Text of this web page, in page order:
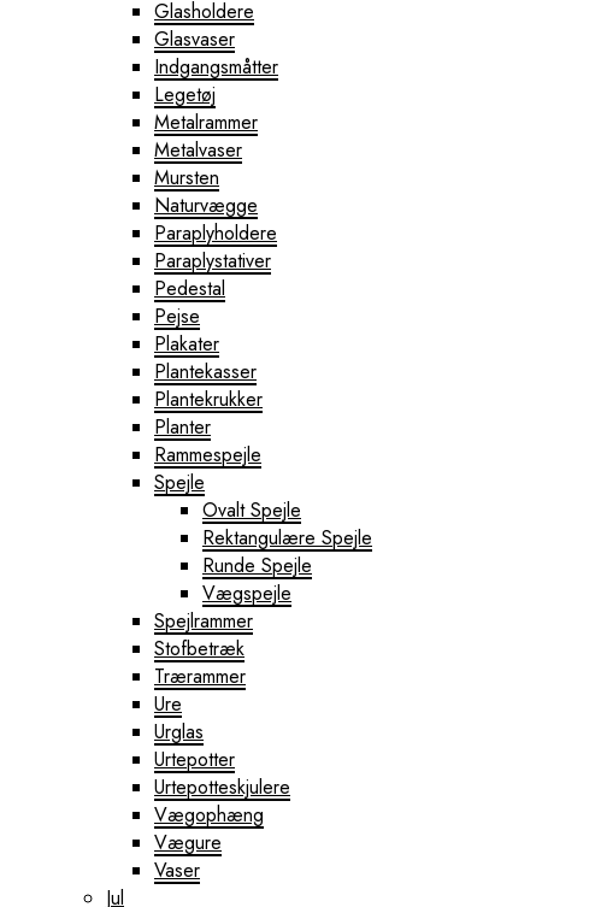
Glasholdere
Glasvaser
Indgangsmåtter
Legetøj
Metalrammer
Metalvaser
Mursten
Naturvægge
Paraplyholdere
Paraplystativer
Pedestal
Pejse
Plakater
Plantekasser
Plantekrukker
Planter
Rammespejle
Spejle
Ovalt Spejle
Rektangulære Spejle
Runde Spejle
Vægspejle
Spejlrammer
Stofbetræk
Trærammer
Ure
Urglas
Urtepotter
Urtepotteskjulere
Vægophæng
Vægure
Vaser
Jul